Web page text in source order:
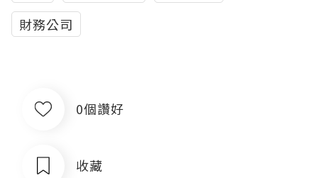
財務公司
0個讚好
收藏